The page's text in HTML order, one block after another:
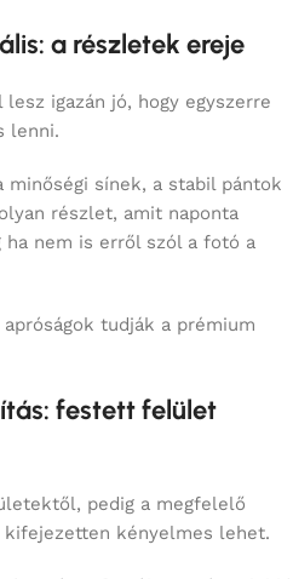
a részletek ereje
igazán jó, hogy egyszerre
lenni.
minőségi sínek, a stabil pántok
részlet, amit naponta
ha nem is erről szól a fotó a
apróságok tudják a prémium
festett felület
pedig a megfelelő
kényelmes lehet.